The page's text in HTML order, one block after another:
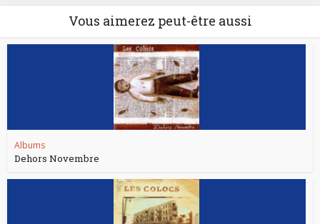
Vous aimerez peut-être aussi
Albums
Dehors Novembre